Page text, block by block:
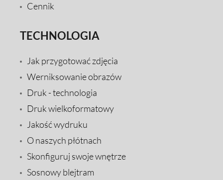
Cennik
TECHNOLOGIA
Jak przygotować zdjęcia
Werniksowanie obrazów
Druk - technologia
Druk wielkoformatowy
Jakość wydruku
O naszych płótnach
Skonfiguruj swoje wnętrze
Sosnowy blejtram